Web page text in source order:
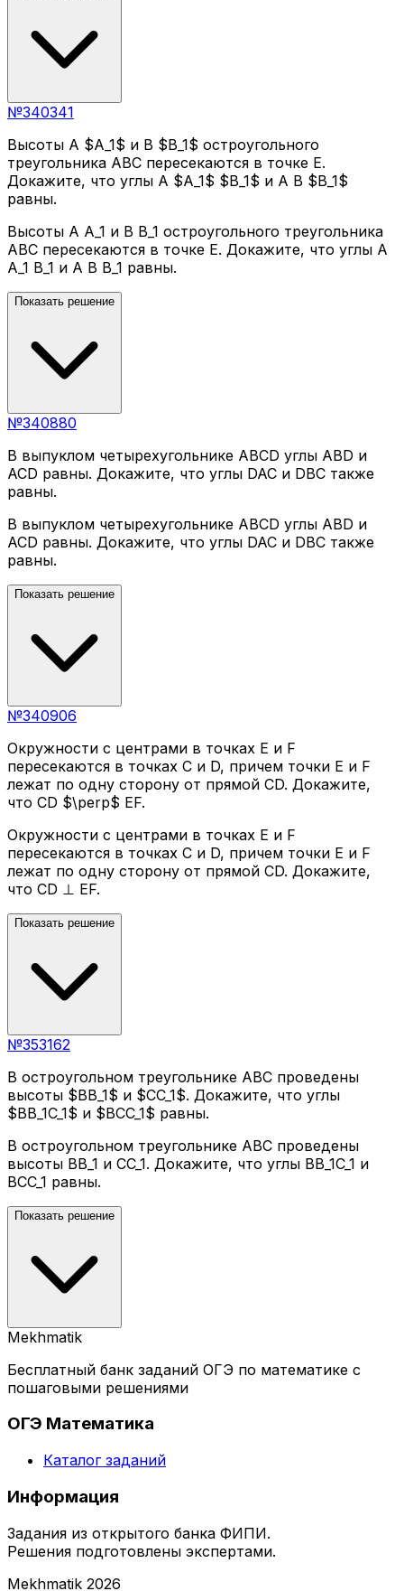
№340341
Высоты A $A_1$ и B $B_1$ остроугольного
треугольника ABC пересекаются в точке E.
Докажите, что углы A $A_1$ $B_1$ и A B $B_1$
равны.
Высоты A A_1 и B B_1 остроугольного треугольника
ABC пересекаются в точке E. Докажите, что углы A
A_1 B_1 и A B B_1 равны.
Показать решение
№340880
В выпуклом четырехугольнике ABCD углы ABD и
ACD равны. Докажите, что углы DAC и DBC также
равны.
В выпуклом четырехугольнике ABCD углы ABD и
ACD равны. Докажите, что углы DAC и DBC также
равны.
Показать решение
№340906
Окружности с центрами в точках E и F
пересекаются в точках C и D, причем точки E и F
лежат по одну сторону от прямой CD. Докажите,
что CD $\perp$ EF.
Окружности с центрами в точках E и F
пересекаются в точках C и D, причем точки E и F
лежат по одну сторону от прямой CD. Докажите,
что CD ⊥ EF.
Показать решение
№353162
В остроугольном треугольнике ABC проведены
высоты $BB_1$ и $CC_1$. Докажите, что углы
$BB_1C_1$ и $BCC_1$ равны.
В остроугольном треугольнике ABC проведены
высоты BB_1 и CC_1. Докажите, что углы BB_1C_1 и
BCC_1 равны.
Показать решение
Mekhmatik
Бесплатный банк заданий ОГЭ по математике с
пошаговыми решениями
ОГЭ Математика
Каталог заданий
Информация
Задания из открытого банка ФИПИ.
Решения подготовлены экспертами.
Mekhmatik 2026